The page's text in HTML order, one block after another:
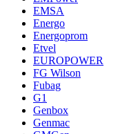
EMSA
Energo
Energoprom
Etvel
EUROPOWER
FG Wilson
Fubag
G1
Genbox
Genmac